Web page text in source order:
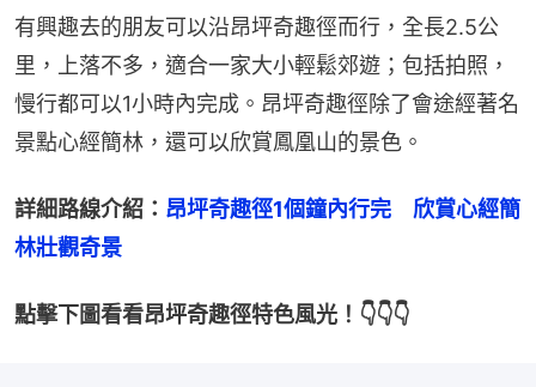
有興趣去的朋友可以沿昂坪奇趣徑而行，全長2.5公
里，上落不多，適合一家大小輕鬆郊遊；包括拍照，
慢行都可以1小時內完成。昂坪奇趣徑除了會途經著名
景點心經簡林，還可以欣賞鳳凰山的景色。
詳細路線介紹： 昂坪奇趣徑1個鐘內行完　欣賞心經簡
林壯觀奇景
點擊下圖看看昂坪奇趣徑特色風光！👇👇👇